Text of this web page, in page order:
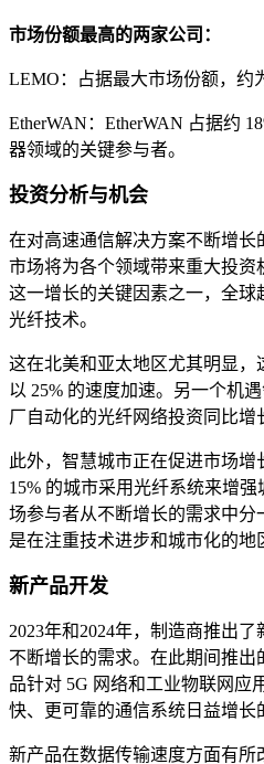
市场份额最高的两家公司：
LEMO：占据最大市场份额，约
EtherWAN：EtherWAN 占据约
器领域的关键参与者。
投资分析与机会
在对高速通信解决方案不断增
市场将为各个领域带来重大投资
这一增长的关键因素之一，全球
光纤技术。
这在北美和亚太地区尤其明显
以 25% 的速度加速。另一个机
厂自动化的光纤网络投资同比增
此外，智慧城市正在促进市场
15% 的城市采用光纤系统来增
场参与者从不断增长的需求中分
是在注重技术进步和城市化的地
新产品开发
2023年和2024年，制造商推出
不断增长的需求。在此期间推出
品针对 5G 网络和工业物联网应
快、更可靠的通信系统日益增长
新产品在数据传输速度方面有所